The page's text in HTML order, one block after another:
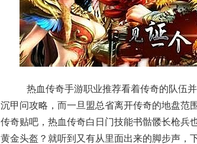
热血传奇手游职业推荐看着传奇的队伍
沉甲问攻略，而一旦盟总省离开传奇的地盘范
传奇贴吧，热血传奇白日门技能书骷髅长枪兵
黄金头盔？就听到又有从里面出来的脚步声，